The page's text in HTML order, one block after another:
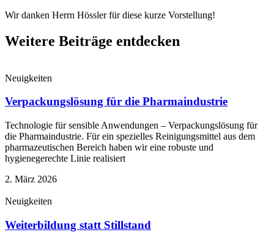
⁣⁣Wir danken Herrn Hössler für diese kurze Vorstellung!
Weitere Beiträge entdecken
Neuigkeiten
Verpackungslösung für die Pharmaindustrie
Technologie für sensible Anwendungen – Verpackungslösung für
die Pharmaindustrie. Für ein spezielles Reinigungsmittel aus dem
pharmazeutischen Bereich haben wir eine robuste und
hygienegerechte Linie realisiert
2. März 2026
Neuigkeiten
Weiterbildung statt Stillstand